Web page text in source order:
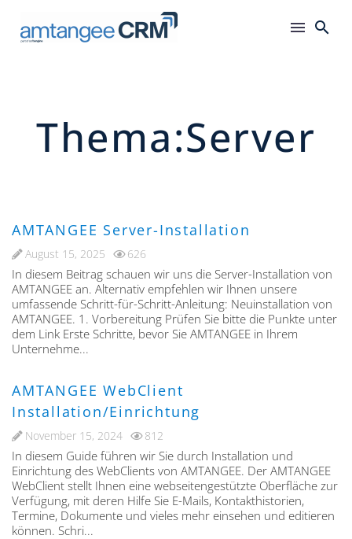
Thema:Server
AMTANGEE Server-Installation
August 15, 2025 626
In diesem Beitrag schauen wir uns die Server-Installation von
AMTANGEE an. Alternativ empfehlen wir Ihnen unsere
umfassende Schritt-für-Schritt-Anleitung: Neuinstallation von
AMTANGEE. 1. Vorbereitung Prüfen Sie bitte die Punkte unter
dem Link Erste Schritte, bevor Sie AMTANGEE in Ihrem
Unternehme...
AMTANGEE WebClient
Installation/Einrichtung
November 15, 2024 812
In diesem Guide führen wir Sie durch Installation und
Einrichtung des WebClients von AMTANGEE. Der AMTANGEE
WebClient stellt Ihnen eine webseitengestützte Oberfläche zur
Verfügung, mit deren Hilfe Sie E-Mails, Kontakthistorien,
Termine, Dokumente und vieles mehr einsehen und editieren
können. Schri...